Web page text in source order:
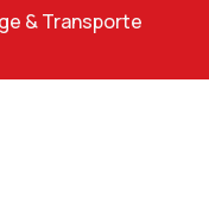
& Transporte